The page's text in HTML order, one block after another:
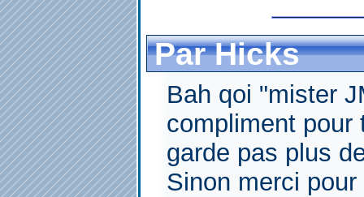
Par Hicks
Bah qoi "mister
compliment pour
garde pas plus
Sinon merci